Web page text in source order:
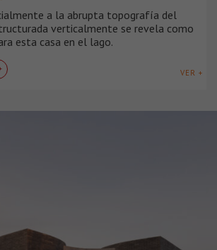
a la abrupta topografía del
verticalmente se revela como
esta casa en el lago.
VER +